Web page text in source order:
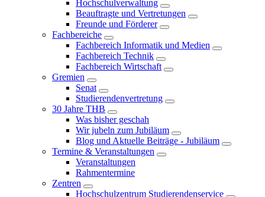
Hochschulverwaltung
Beauftragte und Vertretungen
Freunde und Förderer
Fachbereiche
Fachbereich Informatik und Medien
Fachbereich Technik
Fachbereich Wirtschaft
Gremien
Senat
Studierendenvertretung
30 Jahre THB
Was bisher geschah
Wir jubeln zum Jubiläum
Blog und Aktuelle Beiträge - Jubiläum
Termine & Veranstaltungen
Veranstaltungen
Rahmentermine
Zentren
Hochschulzentrum Studierendenservice